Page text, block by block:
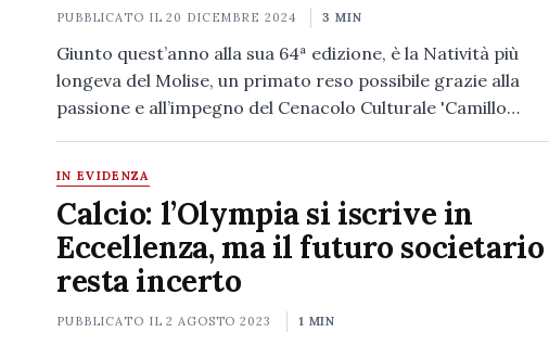
PUBBLICATO IL20 DICEMBRE 2024 3 MIN
Giunto quest’anno alla sua 64ª edizione, è la Natività più
longeva del Molise, un primato reso possibile grazie alla
passione e all’impegno del Cenacolo Culturale 'Camillo…
IN EVIDENZA
Calcio: l’Olympia si iscrive in
Eccellenza, ma il futuro societario
resta incerto
PUBBLICATO IL2 AGOSTO 2023 1 MIN